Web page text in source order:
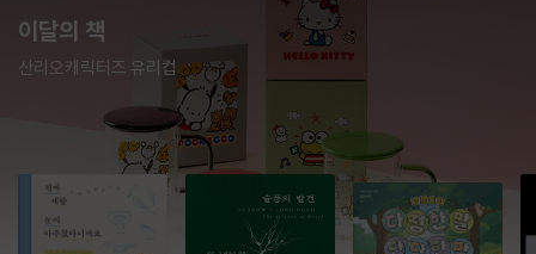
이달의 책
산리오캐릭터즈 유리컵